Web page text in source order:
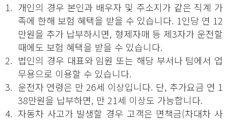
1. 개인의 경우 본인과 배우자 및 주소지가 같은 직계 가
족에 한해 보험 혜택을 받을 수 있습니다. 1인당 연 12
만원을 추가 납부하시면, 형제자매 등 제3자가 운전할
때에도 보험 혜택을 받을 수 있습니다.
2. 법인의 경우 대표와 임원 또는 해당 부서나 팀에서 업
무용으로 이용할 수 있습니다.
3. 운전자 연령은 만 26세 이상입니다. 단, 추가요금 연 1
38만원을 납부하면, 만 21세 이상도 가능합니다.
4. 자동차 사고가 발생할 경우 고객은 면책금(차대차 사